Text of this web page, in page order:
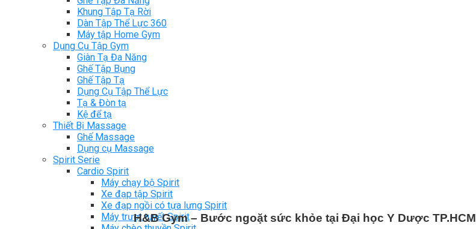
Khung Tập Tạ Rời
Dàn Tập Thể Lực 360
Máy tập Home Gym
Dụng Cụ Tập Gym
Giàn Tạ Đa Năng
Ghế Tập Bụng
Ghế Tập Tạ
Dụng Cụ Tập Thể Lực
Tạ & Đòn tạ
Kệ để tạ
Thiết Bị Massage
Ghế Massage
Dụng cụ Massage
Spirit Serie
Cardio Spirit
Máy chạy bộ Spirit
Xe đạp tập Spirit
Xe đạp ngồi có tựa lưng Spirit
Máy trượt tuyết Spirit
H&B Gym – Bước ngoặt sức khỏe tại Đại học Y Dược TP.HCM